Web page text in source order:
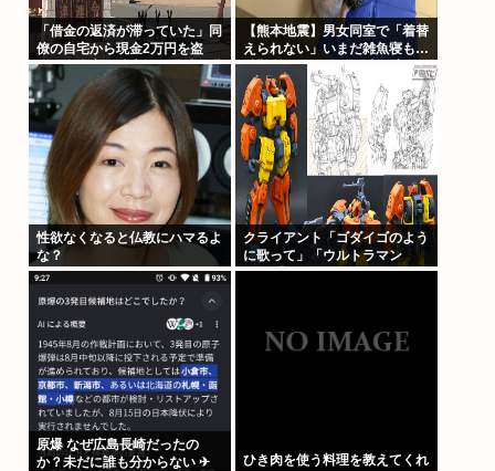
「借金の返済が滞っていた」同
僚の自宅から現金2万円を盗
む。自衛官の陸士長が懲戒免職
に
【熊本地震】男女同室で「着替
えられない」いまだ雑魚寝も…
避難所めぐり”格差” 専門家
「標準化されていない」
性欲なくなると仏教にハマるよ
な？
クライアント「ゴダイゴのよう
に歌って」「ウルトラマン
80」「アルフィのように」
原爆 なぜ広島長崎だったの
か？未だに誰も分からない ✈
ひき肉を使う料理を教えてくれ